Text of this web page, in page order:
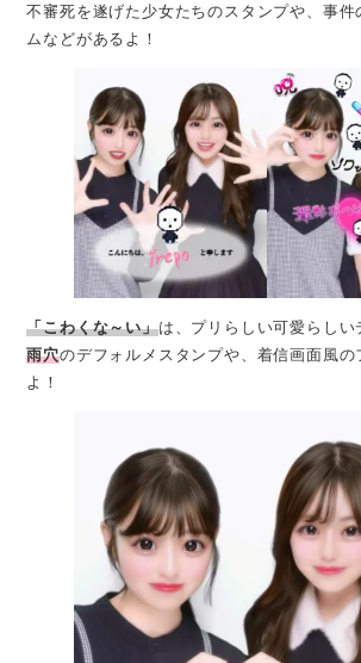
不審死を遂げた少女たちのスタンプや、事件
ムなどがあるよ！
「こわくな～い」は、プリらしい可愛らしい
雨穴のデフォルメスタンプや、着信画面風の
よ！